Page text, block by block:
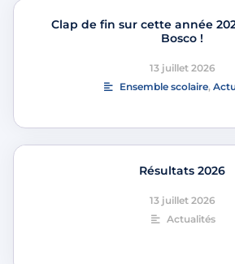
Clap de fin sur cette année
Bosco !
13 juillet 2026
Ensemble scolaire,
Résultats 2026
13 juillet 2026
Actualités